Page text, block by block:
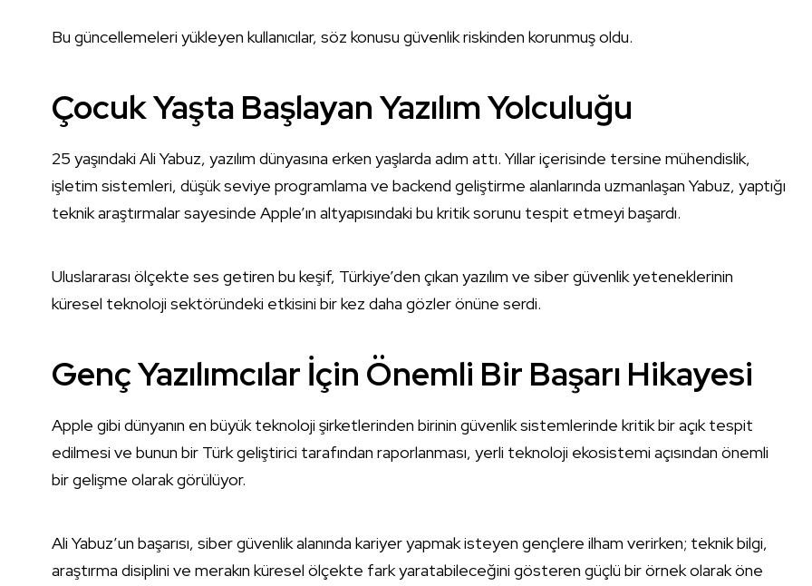
Bu güncellemeleri yükleyen kullanıcılar, söz konusu güvenlik riskinden korunmuş oldu.
Çocuk Yaşta Başlayan Yazılım Yolculuğu
25 yaşındaki Ali Yabuz, yazılım dünyasına erken yaşlarda adım attı. Yıllar içerisinde tersine mühendislik,
işletim sistemleri, düşük seviye programlama ve backend geliştirme alanlarında uzmanlaşan Yabuz, yaptığı
teknik araştırmalar sayesinde Apple’ın altyapısındaki bu kritik sorunu tespit etmeyi başardı.
Uluslararası ölçekte ses getiren bu keşif, Türkiye’den çıkan yazılım ve siber güvenlik yeteneklerinin
küresel teknoloji sektöründeki etkisini bir kez daha gözler önüne serdi.
Genç Yazılımcılar İçin Önemli Bir Başarı Hikayesi
Apple gibi dünyanın en büyük teknoloji şirketlerinden birinin güvenlik sistemlerinde kritik bir açık tespit
edilmesi ve bunun bir Türk geliştirici tarafından raporlanması, yerli teknoloji ekosistemi açısından önemli
bir gelişme olarak görülüyor.
Ali Yabuz’un başarısı, siber güvenlik alanında kariyer yapmak isteyen gençlere ilham verirken; teknik bilgi,
araştırma disiplini ve merakın küresel ölçekte fark yaratabileceğini gösteren güçlü bir örnek olarak öne